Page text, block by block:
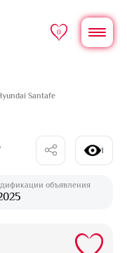
0
Santafe
1
объявления